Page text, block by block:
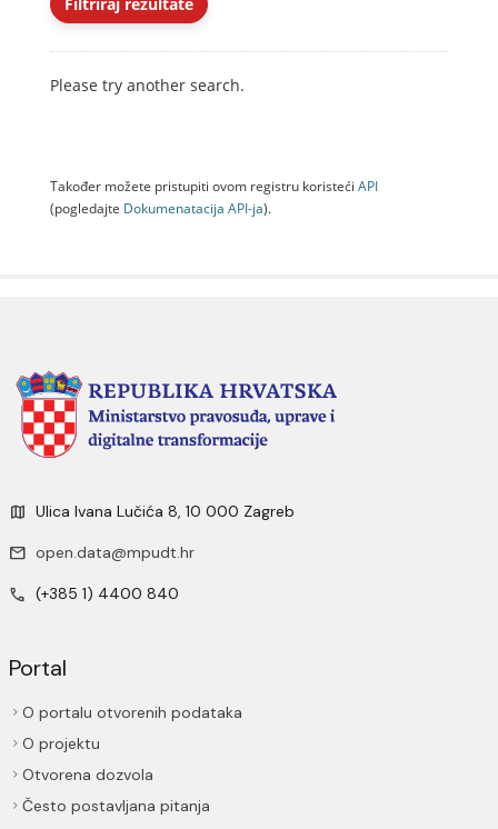
Please try another search.
Također možete pristupiti ovom registru koristeći API
(pogledajte Dokumenаtаcijа API-jа).